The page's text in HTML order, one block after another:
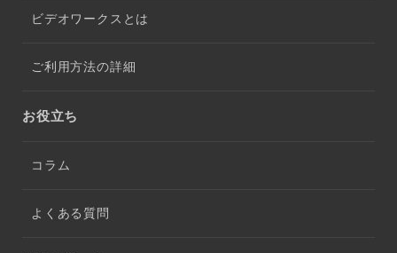
ビデオワークスとは
ご利用方法の詳細
お役立ち
コラム
よくある質問